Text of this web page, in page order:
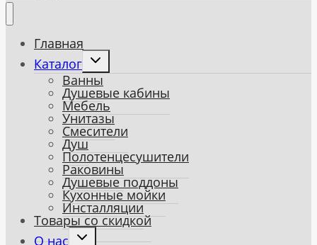
Главная
Каталог
Toggle
menu
Ванны
Душевые кабины
Мебель
Унитазы
Смесители
Душ
Полотенцесушители
Раковины
Душевые поддоны
Кухонные мойки
Инсталляции
Товары со скидкой
О нас
Toggle